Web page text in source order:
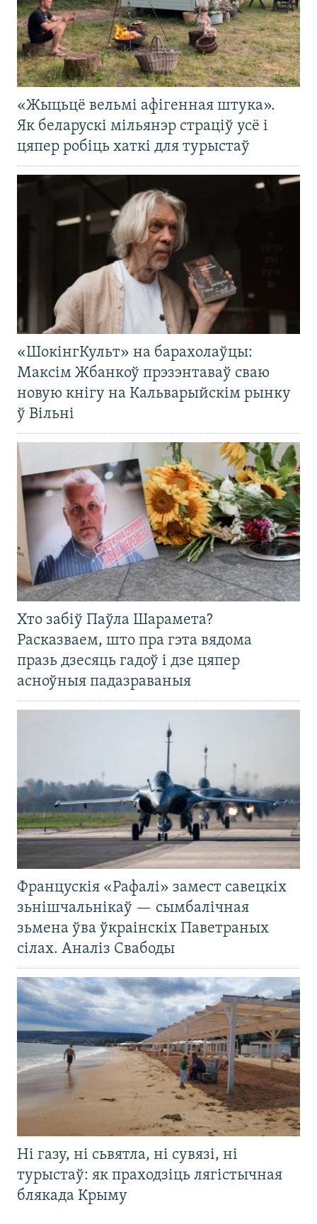
«Жыцьцё вельмі афігенная штука».
Як беларускі мільянэр страціў усё і
цяпер робіць хаткі для турыстаў
«ШокінгКульт» на барахолаўцы:
Максім Жбанкоў прэзэнтаваў сваю
новую кнігу на Кальварыйскім рынку
ў Вільні
Хто забіў Паўла Шарамета?
Расказваем, што пра гэта вядома
празь дзесяць гадоў і дзе цяпер
асноўныя падазраваныя
Францускія «Рафалі» замест савецкіх
зьнішчальнікаў — сымбалічная
зьмена ўва ўкраінскіх Паветраных
сілах. Аналіз Свабоды
Ні газу, ні сьвятла, ні сувязі, ні
турыстаў: як праходзіць лягістычная
блякада Крыму